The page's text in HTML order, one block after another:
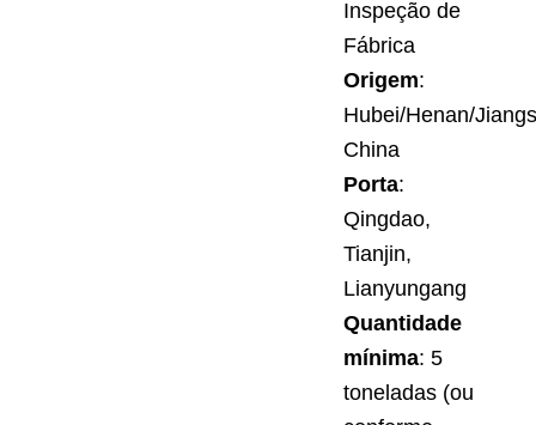
Inspeção de
Fábrica
Origem:
Hubei/Henan/
China
Porta:
Qingdao,
Tianjin,
Lianyungang
Quantidade
mínima: 5
toneladas (ou